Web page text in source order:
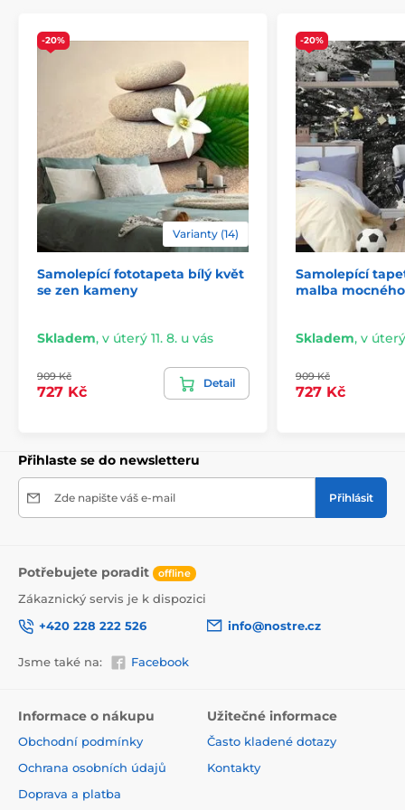
2) Výřezové samolepicí fototapety
velikosti, což může znamenat oříznutí některé části.
Po výběru rozměru na webu uvidíte přesný náhled.
Rozměry jsou tvořeny pásy širokými 49 cm.
Rozměry (v cm): 147x270(3 pruhy), 196x270(4 pruhy),
Použitá tisková metoda je ekologická, a proto jsou
přísné normy a mají VOC i GREENGUARD GOLD
certifikaci. Navíc jsou bez obsahu PVC a lepidlo je na
-20%
Varianty (14)
Samolepící fototapeta bílý květ
se zen kameny
Skladem, v úterý 11. 8. u vás
909 Kč
727 Kč
Detail
-20%
Samolepící
malba
Skladem, v úterý
909 Kč
727 Kč
Přihlaste se do newsletteru
Zde napište váš e-mail Přihlásit
Potřebujete poradit offline
Zákaznický servis je k dispozici
+420 228 222 526
info@nostre.cz
Jsme také na: Facebook
Informace o nákupu
Obchodní podmínky
Ochrana osobních údajů
Doprava a platba
Užitečné informace
Často kladené dotazy
Kontakty